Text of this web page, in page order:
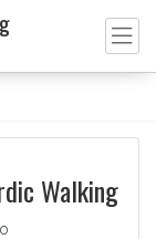
Walking